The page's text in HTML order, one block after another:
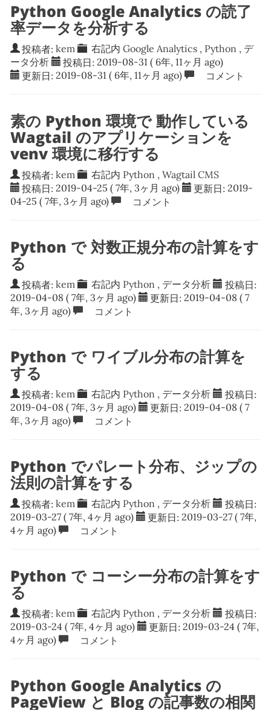
Python Google Analytics の読了
率データを分析する
投稿者: kem 右記内Google Analytics , Python , デ
ータ分析
投稿日: 2019-08-31 ( 6年, 11ヶ月 ago)
更新日: 2019-08-31 ( 6年, 11ヶ月 ago) コメント
素の Python 環境で 動作している
Wagtail のアプリケーションを
venv 環境に移行する
投稿者: kem 右記内 Python ,Wagtail CMS
投稿日: 2019-04-25 ( 7年, 3ヶ月 ago) 更新日: 2019-
04-25 ( 7年, 3ヶ月 ago) コメント
Python で 対数正規分布の計算をす
る
投稿者: kem 右記内 Python , データ分析 投稿日:
2019-04-08 ( 7年, 3ヶ月 ago) 更新日: 2019-04-08 ( 7
年, 3ヶ月 ago)
コメント
Python で ワイブル分布の計算を
する
投稿者: kem 右記内 Python , データ分析 投稿日:
2019-04-08 ( 7年, 3ヶ月 ago) 更新日: 2019-04-08 ( 7
年, 3ヶ月 ago)
コメント
Python でパレート分布、ジップの
法則の計算をする
投稿者: kem 右記内 Python , データ分析 投稿日:
2019-03-27 ( 7年, 4ヶ月 ago) 更新日: 2019-03-27 ( 7年,
4ヶ月 ago)
コメント
Python で コーシー分布の計算をす
る
投稿者: kem 右記内 Python , データ分析 投稿日:
2019-03-24 ( 7年, 4ヶ月 ago) 更新日: 2019-03-24 ( 7年,
4ヶ月 ago)
コメント
Python Google Analytics の
PageView と Blog の記事数の相関